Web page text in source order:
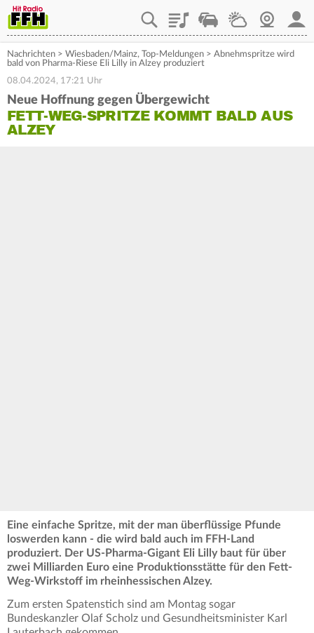
PlaylistStaupilotWetterWebcam
Nachrichten > Wiesbaden/Mainz, Top-Meldungen > Abnehmspritze wird
bald von Pharma-Riese Eli Lilly in Alzey produziert
08.04.2024, 17:21 Uhr
Neue Hoffnung gegen Übergewicht
FETT-WEG-SPRITZE KOMMT BALD AUS
ALZEY
Eine einfache Spritze, mit der man überflüssige Pfunde
loswerden kann - die wird bald auch im FFH-Land
produziert. Der US-Pharma-Gigant Eli Lilly baut für über
zwei Milliarden Euro eine Produktionsstätte für den Fett-
Weg-Wirkstoff im rheinhessischen Alzey.
Zum ersten Spatenstich sind am Montag sogar
Bundeskanzler Olaf Scholz und Gesundheitsminister Karl